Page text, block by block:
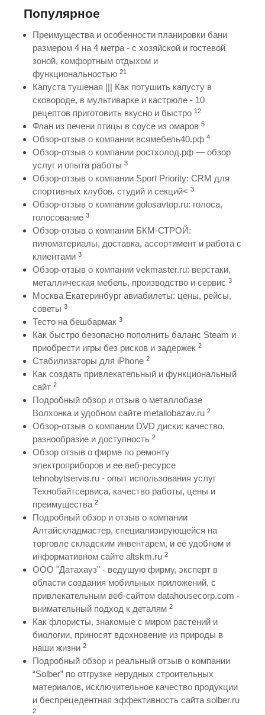
Популярное
Преимущества и особенности планировки бани
размером 4 на 4 метра - с хозяйской и гостевой
зоной, комфортным отдыхом и
функциональностью 21
Капуста тушеная ||| Как потушить капусту в
сковороде, в мультиварке и кастрюле - 10
рецептов приготовить вкусно и быстро 12
Флан из печени птицы в соусе из омаров 5
Обзор-отзыв о компании всямебель40.рф 4
Обзор-отзыв о компании ростхолод.рф — обзор
услуг и опыта работы 3
Обзор-отзыв о компании Sport Priority: CRM для
спортивных клубов, студий и секций< 3
Обзор-отзыв о компании golosavtop.ru: голоса,
голосование 3
Обзор-отзыв о компании БКМ-СТРОЙ:
пиломатериалы, доставка, ассортимент и работа с
клиентами 3
Обзор-отзыв о компании vekmaster.ru: верстаки,
металлическая мебель, производство и сервис 3
Москва Екатеринбург авиабилеты: цены, рейсы,
советы 3
Тесто на бешбармак 3
Как быстро безопасно пополнить баланс Steam и
приобрести игры без рисков и задержек 2
Стабилизаторы для iPhone 2
Как создать привлекательный и функциональный
сайт 2
Подробный обзор и отзыв о металлобазе
Волхонка и удобном сайте metallobazav.ru 2
Обзор-отзыв о компании DVD диски: качество,
разнообразие и доступность 2
Обзор отзыв о фирме по ремонту
электроприборов и ее веб-ресурсе
tehnobytservis.ru - опыт использования услуг
Технобайтсервиса, качество работы, цены и
преимущества 2
Подробный обзор и отзыв о компании
Алтайскладмастер, специализирующейся на
торговле складским инвентарем, и её удобном и
информативном сайте altskm.ru 2
ООО "Датахауз" - ведущую фирму, эксперт в
области создания мобильных приложений, с
привлекательным веб-сайтом datahousecorp.com -
внимательный подход к деталям 2
Как флористы, знакомые с миром растений и
биологии, приносят вдохновение из природы в
наши жизни 2
Подробный обзор и реальный отзыв о компании
“Solber” по отгрузке нерудных строительных
материалов, исключительное качество продукции
и беспрецедентная эффективность сайта solber.ru
2